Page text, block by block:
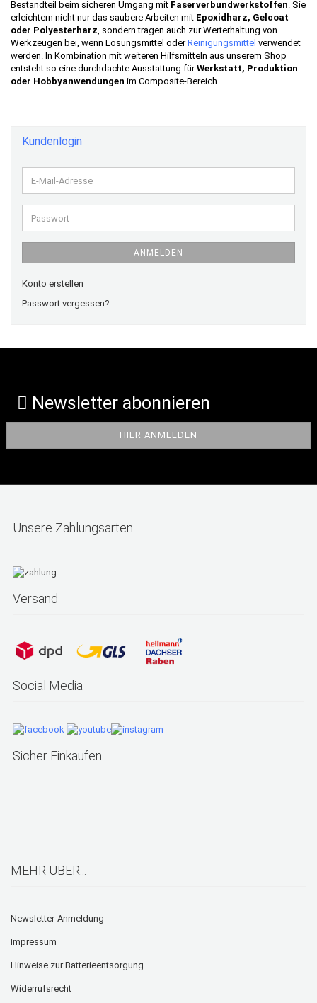
Bestandteil beim sicheren Umgang mit Faserverbundwerkstoffen. Sie
erleichtern nicht nur das saubere Arbeiten mit Epoxidharz, Gelcoat
oder Polyesterharz, sondern tragen auch zur Werterhaltung von
Werkzeugen bei, wenn Lösungsmittel oderReinigungsmittel verwendet
werden. In Kombination mit weiteren Hilfsmitteln aus unserem Shop
entsteht so eine durchdachte Ausstattung fürWerkstatt, Produktion
oder Hobbyanwendungen im Composite-Bereich.
Kundenlogin
E-
Mail-
Adresse
Passwort
ANMELDEN
Konto erstellen
Passwort vergessen?
Newsletter abonnieren
Unsere Zahlungsarten
Versand
Social Media
Sicher Einkaufen
MEHR ÜBER...
Newsletter-Anmeldung
Impressum
Hinweise zur Batterieentsorgung
Widerrufsrecht